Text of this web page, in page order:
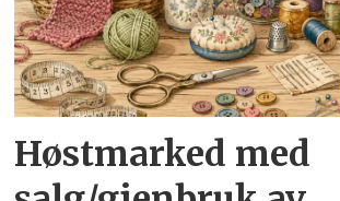
Høstmarked med